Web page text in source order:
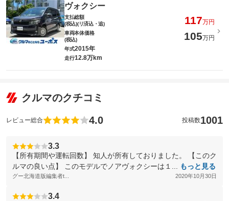
ヴォクシー
支払総額
(税込)(リ済込・追)
117万円
車両本体価格
(税込)
105万円
年式2015年
走行12.8万km
クルマのクチコミ
レビュー総合 4.0 投稿数1001
3.3
【所有期間や運転回数】 知人が所有しておりました。 【このク
ルマの良い点】 このモデルでノアヴォクシーは１...
もっと見る
グー北海道版編集者t... 2020年10月30日
3.4